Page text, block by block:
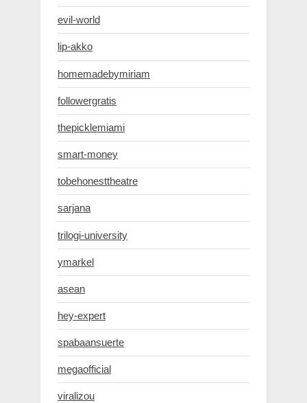
evil-world
lip-akko
homemadebymiriam
followergratis
thepicklemiami
smart-money
tobehonesttheatre
sarjana
trilogi-university
ymarkel
asean
hey-expert
spabaansuerte
megaofficial
viralizou